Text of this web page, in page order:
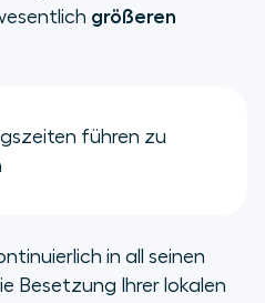
größeren
führen zu
in all seinen
Besetzung Ihrer lokalen